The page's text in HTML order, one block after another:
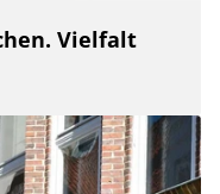
Vielfalt